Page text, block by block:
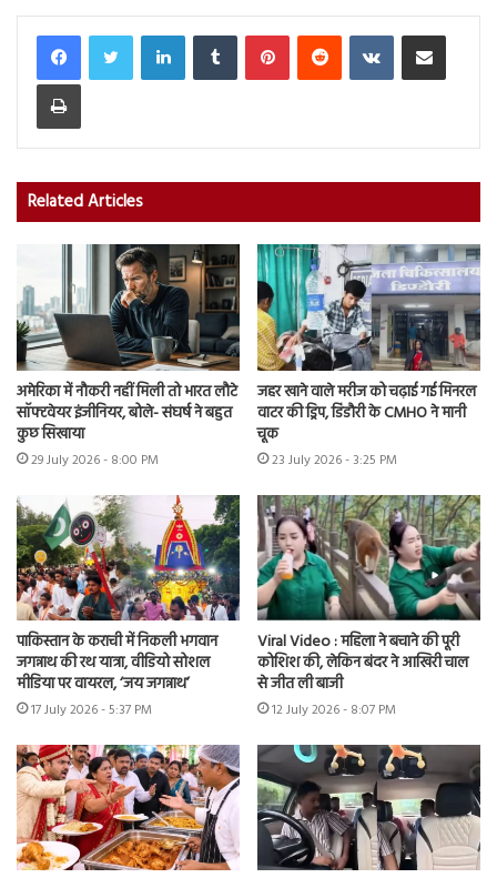
LinkedInTumblr PinterestReddit VKontakteShare via Email
Print
Related Articles
अमेरिका में नौकरी नहीं मिली तो भारत लौटे
सॉफ्टवेयर इंजीनियर, बोले- संघर्ष ने बहुत
कुछ सिखाया
29 July 2026 - 8:00 PM
जहर खाने वाले मरीज को चढ़ाई गई मिनरल
वाटर की ड्रिप, डिंडौरी के CMHO ने मानी
चूक
23 July 2026 - 3:25 PM
पाकिस्तान के कराची में निकली भगवान
जगन्नाथ की रथ यात्रा, वीडियो सोशल
मीडिया पर वायरल, ‘जय जगन्नाथ’
17 July 2026 - 5:37 PM
Viral Video : महिला ने बचाने की पूरी
कोशिश की, लेकिन बंदर ने आखिरी चाल
से जीत ली बाजी
12 July 2026 - 8:07 PM